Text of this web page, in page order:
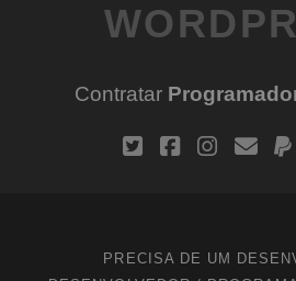
Contratar
PRECISA DE UM